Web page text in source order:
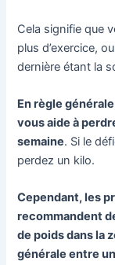
Cela signifie que
plus d’exercice,
dernière étant la
En règle
vous aide à
semaine. Si le
perdez un kilo.
Cependant, les
recommandent
de poids dans la
générale entre